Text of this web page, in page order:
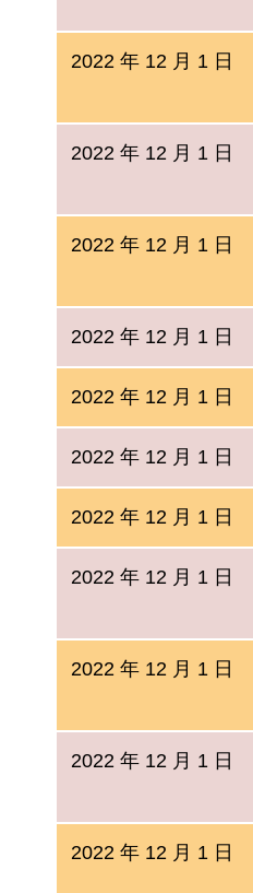
2022 年 12 月 1 日
2022 年 12 月 1 日
2022 年 12 月 1 日
2022 年 12 月 1 日
2022 年 12 月 1 日
2022 年 12 月 1 日
2022 年 12 月 1 日
2022 年 12 月 1 日
2022 年 12 月 1 日
2022 年 12 月 1 日
2022 年 12 月 1 日